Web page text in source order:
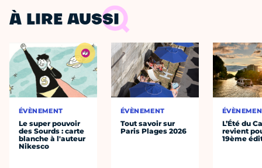
À LIRE AUSSI
ÉVÈNEMENT
Le super pouvoir
des Sourds : carte
blanche à l'auteur
Nikesco
ÉVÈNEMENT
Tout savoir sur
Paris Plages 2026
L’Été du
revient
19ème